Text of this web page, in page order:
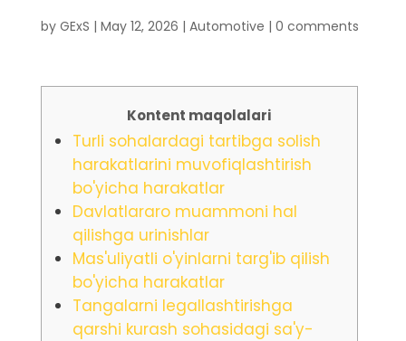
by GExS | May 12, 2026 | Automotive | 0 comments
Kontent maqolalari
Turli sohalardagi tartibga solish
harakatlarini muvofiqlashtirish
bo'yicha harakatlar
Davlatlararo muammoni hal
qilishga urinishlar
Mas'uliyatli o'yinlarni targ'ib qilish
bo'yicha harakatlar
Tangalarni legallashtirishga
qarshi kurash sohasidagi sa'y-